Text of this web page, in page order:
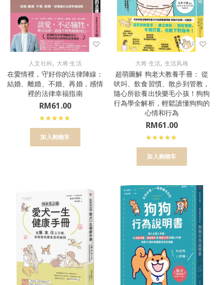
人文社科, 大将·生活
在愛情裡，守好你的法律陣線：
結婚、離婚、不婚、再婚，感情
裡的法律幸福指南
RM61.00
加入购物车
大将·生活, 生活风格
超萌圖解 狗老大教養手冊： 從
吠叫、飲食習慣、散步到管教，
隨心所欲養出快樂毛小孩！狗狗
行為學全解析，輕鬆讀懂狗狗的
心情和行為
RM61.00
加入购物车